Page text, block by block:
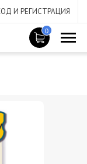
И РЕГИСТРАЦИЯ
0